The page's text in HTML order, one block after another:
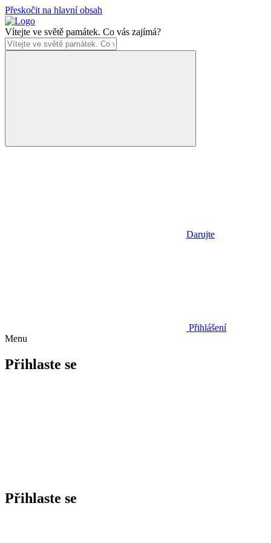
Přeskočit na hlavní obsah
Vítejte ve světě památek. Co vás zajímá?
Darujte
Přihlášení
Menu
Přihlaste se
Přihlaste se